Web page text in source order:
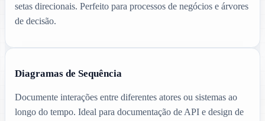
setas direcionais. Perfeito para processos de negócios e árvores
de decisão.
Diagramas de Sequência
Documente interações entre diferentes atores ou sistemas ao
longo do tempo. Ideal para documentação de API e design de